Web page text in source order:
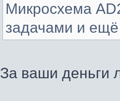
Микросхема
задачами и
За ваши деньги